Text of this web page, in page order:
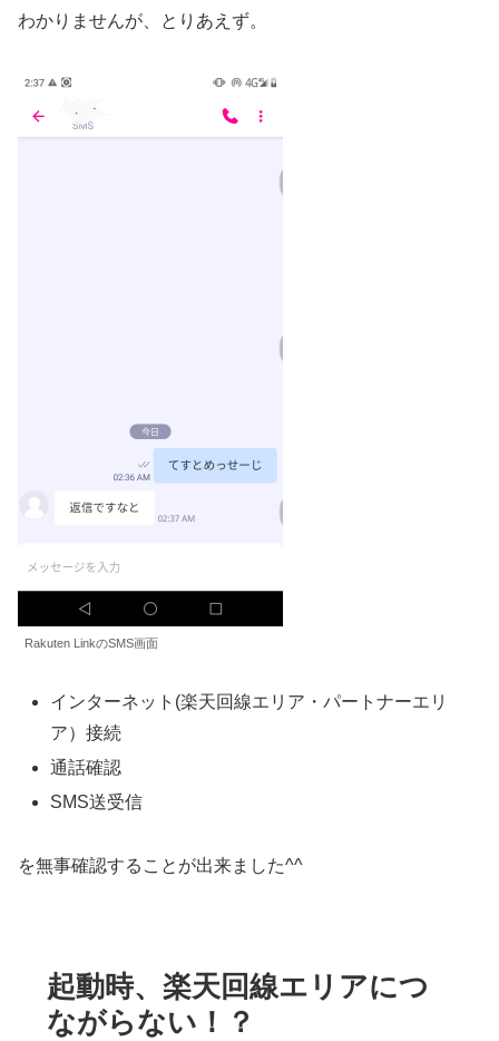
わかりませんが、とりあえず。
Rakuten LinkのSMS画面
インターネット(楽天回線エリア・パートナーエリ
ア）接続
通話確認
SMS送受信
を無事確認することが出来ました^^
起動時、楽天回線エリアにつ
ながらない！？